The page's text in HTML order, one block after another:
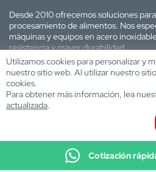
Desde 2010 ofrecemos soluciones
procesamiento de alimentos. Nos
máquinas y equipos en acero
resistencia y mayor durabilidad.
Sitio web desarrollado por:
Cotización
Utilizamos cookies para personalizar y
nuestro sitio web. Al utilizar nuestro
cookies.
Para obtener más información, lea
actualizada.